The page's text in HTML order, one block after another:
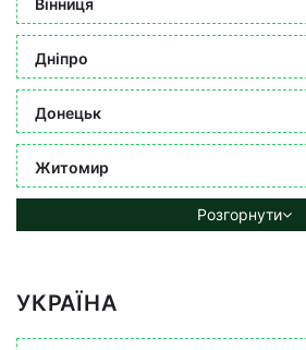
Дніпро
Донецьк
Житомир
Розгорнути
УКРАЇНА